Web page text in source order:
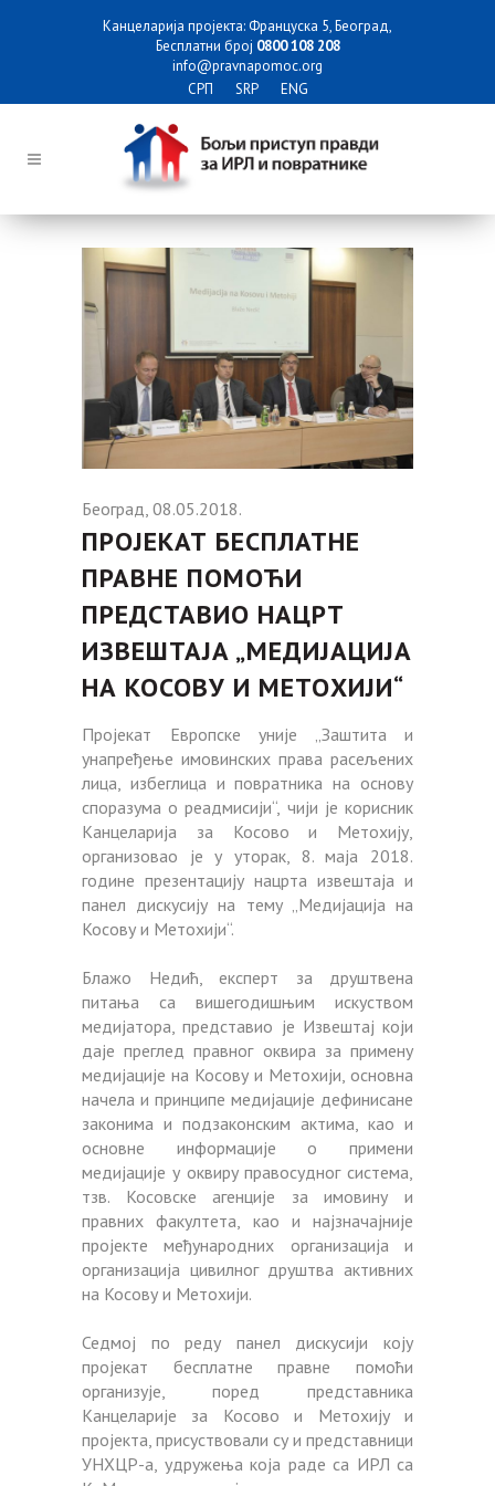
Канцеларија пројекта: Француска 5, Београд,
Бесплатни број 0800 108 208
info@pravnapomoc.org
СРП
SRP ENG
Београд, 08.05.2018.
ПРОЈЕКАТ БЕСПЛАТНЕ
ПРАВНЕ ПОМОЋИ
ПРЕДСТАВИО НАЦРТ
ИЗВЕШТАЈА „МЕДИЈАЦИЈА
НА КОСОВУ И МЕТОХИЈИ“
Пројекат Европске уније „Заштита и
унапређење имовинских права расељених
лица, избеглица и повратника на основу
споразума о реадмисији“, чији је корисник
Канцеларија за Косово и Метохију,
организовао је у уторак, 8. маја 2018.
године презентацију нацрта извештаја и
панел дискусију на тему „Медијација на
Косову и Метохији“.
Блажо Недић, експерт за друштвена
питања са вишегодишњим искуством
медијатора, представио је Извештај који
даје преглед правног оквира за примену
медијације на Косову и Метохији, основна
начела и принципе медијације дефинисане
законима и подзаконским актима, као и
основне информације о примени
медијације у оквиру правосудног система,
тзв. Косовске агенције за имовину и
правних факултета, као и најзначајније
пројекте међународних организација и
организација цивилног друштва активних
на Косову и Метохији.
Седмој по реду панел дискусији коју
пројекат бесплатне правне помоћи
организује, поред представника
Канцеларије за Косово и Метохију и
пројекта, присуствовали су и представници
УНХЦР-а, удружења која раде са ИРЛ са